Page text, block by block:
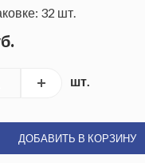
32 шт.
шт.
ДОБАВИТЬ В КОРЗИНУ